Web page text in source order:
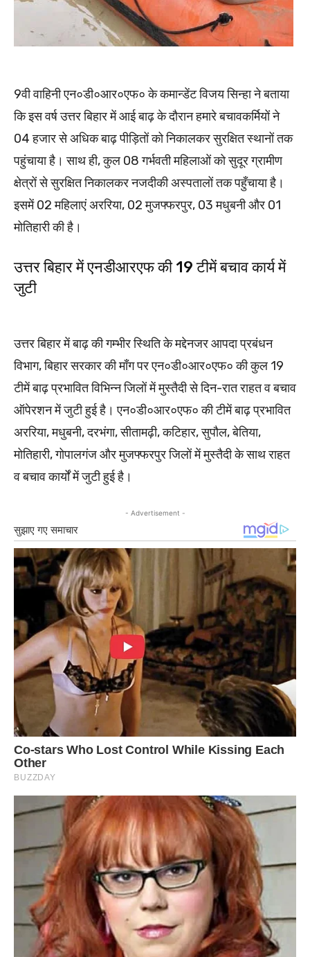
9वी वाहिनी एन०डी०आर०एफ० के कमान्डेंट विजय सिन्हा ने बताया
कि इस वर्ष उत्तर बिहार में आई बाढ़ के दौरान हमारे बचावकर्मियों ने
04 हजार से अधिक बाढ़ पीड़ितों को निकालकर सुरक्षित स्थानों तक
पहुंचाया है। साथ ही, कुल 08 गर्भवती महिलाओं को सुदूर ग्रामीण
क्षेत्रों से सुरक्षित निकालकर नजदीकी अस्पतालों तक पहुँचाया है।
इसमें 02 महिलाएं अररिया, 02 मुजफ्फरपुर, 03 मधुबनी और 01
मोतिहारी की है।
उत्तर बिहार में एनडीआरएफ की 19 टीमें बचाव कार्य में
जुटी
उत्तर बिहार में बाढ़ की गम्भीर स्थिति के मद्देनजर आपदा प्रबंधन
विभाग, बिहार सरकार की माँग पर एन०डी०आर०एफ० की कुल 19
टीमें बाढ़ प्रभावित विभिन्न जिलों में मुस्तैदी से दिन-रात राहत व बचाव
ऑपेरशन में जुटी हुई है। एन०डी०आर०एफ० की टीमें बाढ़ प्रभावित
अररिया, मधुबनी, दरभंगा, सीतामढ़ी, कटिहार, सुपौल, बेतिया,
मोतिहारी, गोपालगंज और मुजफ्फरपुर जिलों में मुस्तैदी के साथ राहत
व बचाव कार्यों में जुटी हुई है।
- Advertisement -